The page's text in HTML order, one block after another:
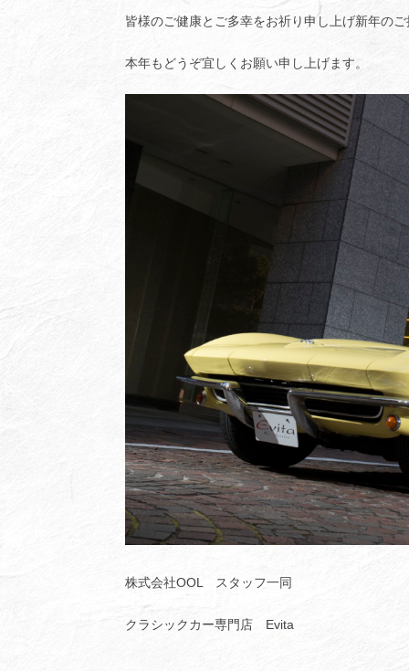
皆様のご健康とご多幸をお祈り申し上げ新年の
本年もどうぞ宜しくお願い申し上げます。
株式会社OOL スタッフ一同
クラシックカー専門店 Evita